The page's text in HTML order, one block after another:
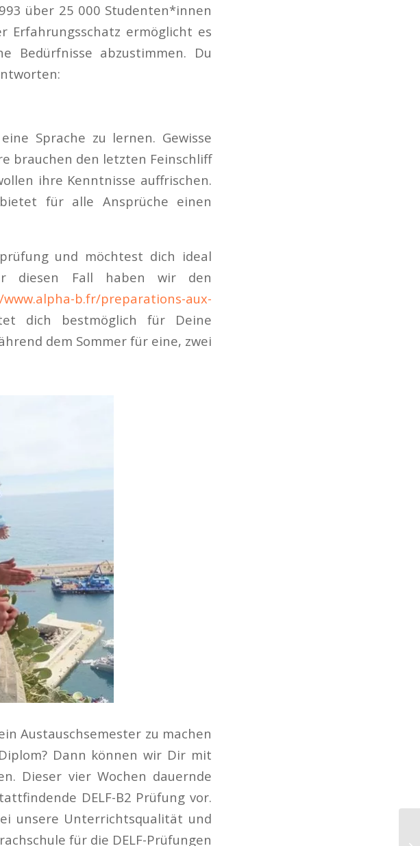
über 25 000 Studenten*innen
Erfahrungsschatz ermöglicht es
Bedürfnisse abzustimmen. Du
Sprache zu lernen. Gewisse
brauchen den letzten Feinschliff
ihre Kenntnisse auffrischen.
für alle Ansprüche einen
und möchtest dich ideal
diesen Fall haben wir den
b.fr/preparations-aux-
dich bestmöglich für Deine
dem Sommer für eine, zwei
Austauschsemester zu machen
Dann können wir Dir mit
Dieser vier Wochen dauernde
DELF-B2 Prüfung vor.
unsere Unterrichtsqualität und
für die DELF-Prüfungen